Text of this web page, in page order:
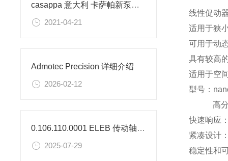
casappa 意大利 卡萨帕新泵的应用领域
2021-04-21
Admotec Precision 详细介绍
2026-02-12
0.106.110.0001 ELEB 传动轴的参数及应用
2025-07-29
线性促动
适用于狭
可用于动
具有较高
适用于空
型号：
高
快速响应
紧凑设计
稳定性和